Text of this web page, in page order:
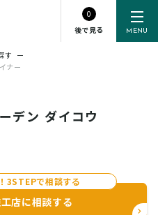
MENU
0
後で見る
す ー
ナー
デン ダイコウ
3STEPで相談する
店に相談する